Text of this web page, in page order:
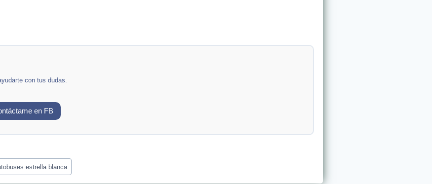
con tus dudas.
en FB
estrella blanca